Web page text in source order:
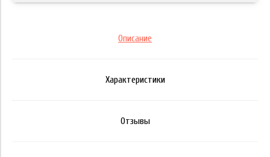
Описание
Характеристики
Отзывы